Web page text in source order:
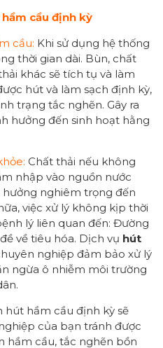
cầu định kỳ
cầu: Khi sử dụng hệ thống
thời gian dài. Bùn, chất
khác sẽ tích tụ và làm
hút và làm sạch định kỳ,
trạng tắc nghẽn. Gây ra
hưởng đến sinh hoạt hằng
Chất thải nếu không
nhập vào nguồn nước
hưởng nghiêm trọng đến
việc xử lý không kịp thời
lý liên quan đến: Đường
về tiêu hóa. Dịch vụ hút
nghiệp đảm bảo xử lý
ngừa ô nhiễm môi trường
hút hầm cầu định kỳ sẽ
của bạn tránh được
hầm cầu, tắc nghẽn bồn